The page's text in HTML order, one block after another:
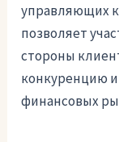
управляющих
позволяет
стороны
конкуренцию
финансовых